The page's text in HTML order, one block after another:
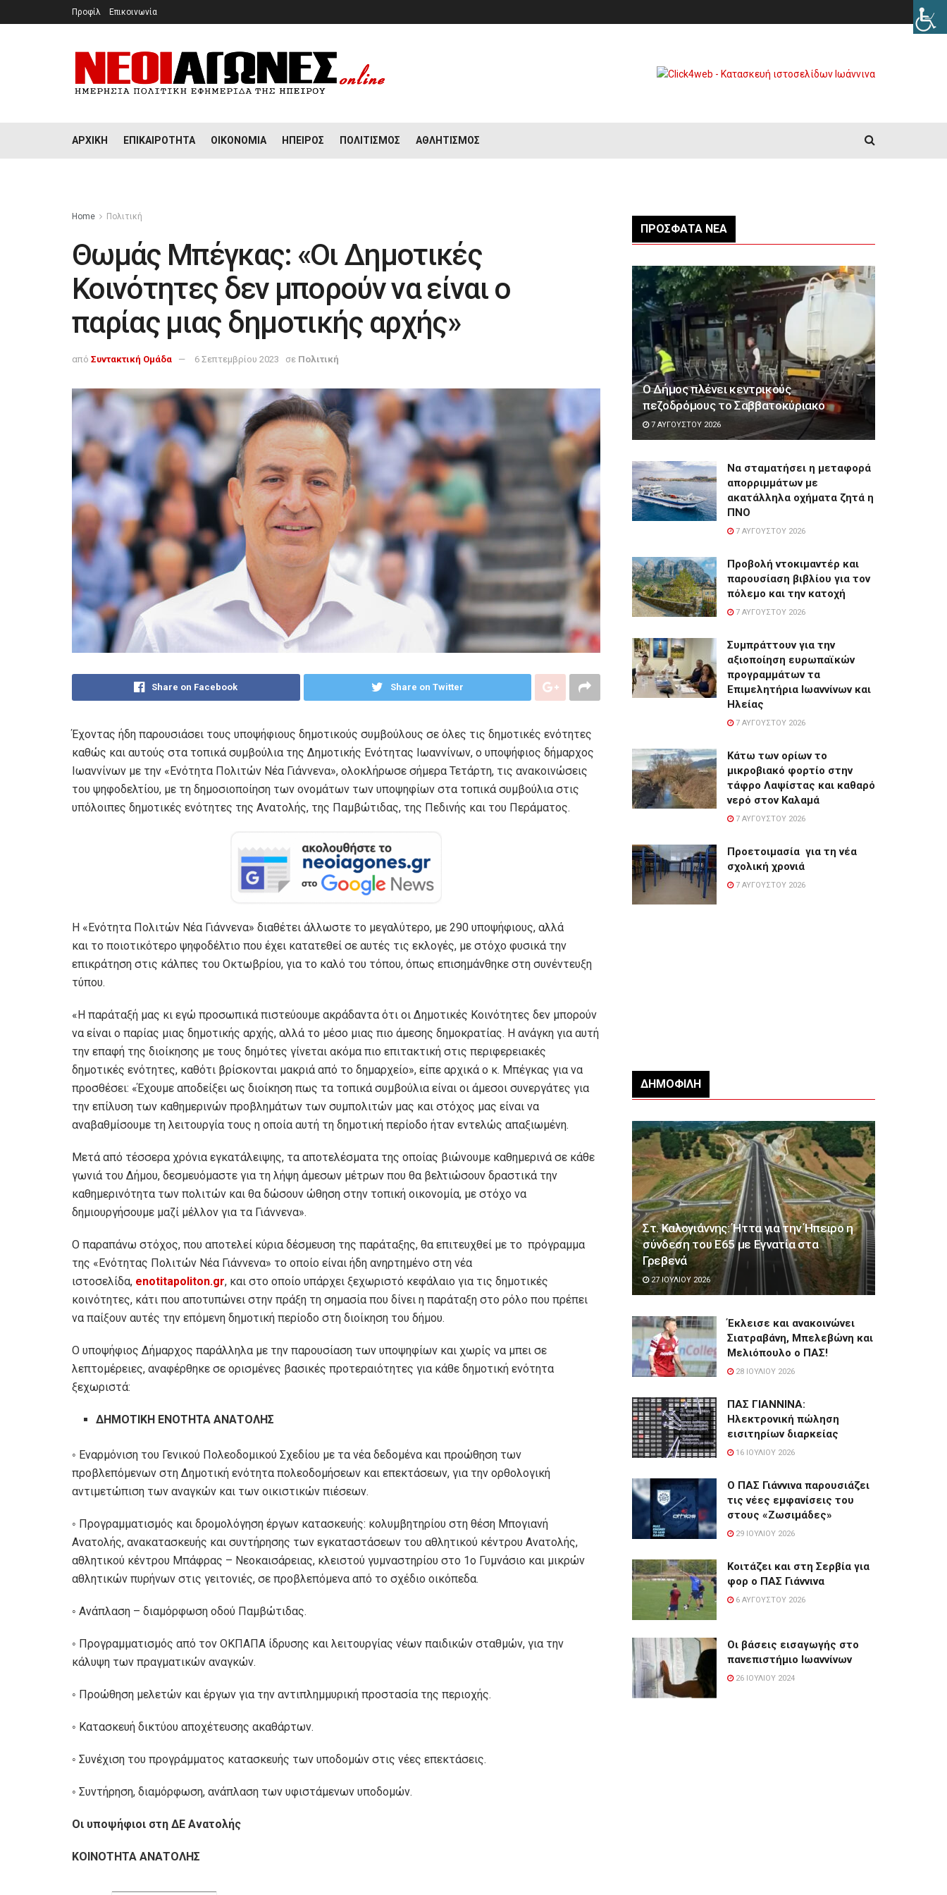
Προφίλ Επικοινωνία
ΑΡΧΙΚΉ ΕΠΙΚΑΙΡΌΤΗΤΑ ΟΙΚΟΝΟΜΊΑ ΉΠΕΙΡΟΣ ΠΟΛΙΤΙΣΜΌΣ ΑΘΛΗΤΙΣΜΌΣ
Home Πολιτική
Θωμάς Μπέγκας: «Οι Δημοτικές
Κοινότητες δεν μπορούν να είναι ο
παρίας μιας δημοτικής αρχής»
από Συντακτική Ομάδα 6 Σεπτεμβρίου 2023 σε Πολιτική
Share on Facebook Share on Twitter
Έχοντας ήδη παρουσιάσει τους υποψήφιους δημοτικούς συμβούλους σε όλες τις δημοτικές ενότητες
καθώς και αυτούς στα τοπικά συμβούλια της Δημοτικής Ενότητας Ιωαννίνων, ο υποψήφιος δήμαρχος
Ιωαννίνων με την «Ενότητα Πολιτών Νέα Γιάννενα», ολοκλήρωσε σήμερα Τετάρτη, τις ανακοινώσεις
του ψηφοδελτίου, με τη δημοσιοποίηση των ονομάτων των υποψηφίων στα τοπικά συμβούλια στις
υπόλοιπες δημοτικές ενότητες της Ανατολής, της Παμβώτιδας, της Πεδινής και του Περάματος.
Η «Ενότητα Πολιτών Νέα Γιάννενα» διαθέτει άλλωστε το μεγαλύτερο, με 290 υποψήφιους, αλλά
και το ποιοτικότερο ψηφοδέλτιο που έχει κατατεθεί σε αυτές τις εκλογές, με στόχο φυσικά την
επικράτηση στις κάλπες του Οκτωβρίου, για το καλό του τόπου, όπως επισημάνθηκε στη συνέντευξη
τύπου.
«Η παράταξή μας κι εγώ προσωπικά πιστεύουμε ακράδαντα ότι οι Δημοτικές Κοινότητες δεν μπορούν
να είναι ο παρίας μιας δημοτικής αρχής, αλλά το μέσο μιας πιο άμεσης δημοκρατίας. Η ανάγκη για αυτή
την επαφή της διοίκησης με τους δημότες γίνεται ακόμα πιο επιτακτική στις περιφερειακές
δημοτικές ενότητες, καθότι βρίσκονται μακριά από το δημαρχείο», είπε αρχικά ο κ. Μπέγκας για να
προσθέσει: «Έχουμε αποδείξει ως διοίκηση πως τα τοπικά συμβούλια είναι οι άμεσοι συνεργάτες για
την επίλυση των καθημερινών προβλημάτων των συμπολιτών μας και στόχος μας είναι να
αναβαθμίσουμε τη λειτουργία τους η οποία αυτή τη δημοτική περίοδο ήταν εντελώς απαξιωμένη.
Μετά από τέσσερα χρόνια εγκατάλειψης, τα αποτελέσματα της οποίας βιώνουμε καθημερινά σε κάθε
γωνιά του Δήμου, δεσμευόμαστε για τη λήψη άμεσων μέτρων που θα βελτιώσουν δραστικά την
καθημερινότητα των πολιτών και θα δώσουν ώθηση στην τοπική οικονομία, με στόχο να
δημιουργήσουμε μαζί μέλλον για τα Γιάννενα».
Ο παραπάνω στόχος, που αποτελεί κύρια δέσμευση της παράταξης, θα επιτευχθεί με το πρόγραμμα
της «Ενότητας Πολιτών Νέα Γιάννενα» το οποίο είναι ήδη ανηρτημένο στη νέα
ιστοσελίδα, enotitapoliton.gr, και στο οποίο υπάρχει ξεχωριστό κεφάλαιο για τις δημοτικές
κοινότητες, κάτι που αποτυπώνει στην πράξη τη σημασία που δίνει η παράταξη στο ρόλο που πρέπει
να παίξουν αυτές την επόμενη δημοτική περίοδο στη διοίκηση του δήμου.
Ο υποψήφιος Δήμαρχος παράλληλα με την παρουσίαση των υποψηφίων και χωρίς να μπει σε
λεπτομέρειες, αναφέρθηκε σε ορισμένες βασικές προτεραιότητες για κάθε δημοτική ενότητα
ξεχωριστά:
ΔΗΜΟΤΙΚΗ ΕΝΟΤΗΤΑ ΑΝΑΤΟΛΗΣ
◦ Εναρμόνιση του Γενικού Πολεοδομικού Σχεδίου με τα νέα δεδομένα και προώθηση των
προβλεπόμενων στη Δημοτική ενότητα πολεοδομήσεων και επεκτάσεων, για την ορθολογική
αντιμετώπιση των αναγκών και των οικιστικών πιέσεων.
◦ Προγραμματισμός και δρομολόγηση έργων κατασκευής: κολυμβητηρίου στη θέση Μπογιανή
Ανατολής, ανακατασκευής και συντήρησης των εγκαταστάσεων του αθλητικού κέντρου Ανατολής,
αθλητικού κέντρου Μπάφρας – Νεοκαισάρειας, κλειστού γυμναστηρίου στο 1ο Γυμνάσιο και μικρών
αθλητικών πυρήνων στις γειτονιές, σε προβλεπόμενα από το σχέδιο οικόπεδα.
◦ Ανάπλαση – διαμόρφωση οδού Παμβώτιδας.
◦ Προγραμματισμός από τον ΟΚΠΑΠΑ ίδρυσης και λειτουργίας νέων παιδικών σταθμών, για την
κάλυψη των πραγματικών αναγκών.
◦ Προώθηση μελετών και έργων για την αντιπλημμυρική προστασία της περιοχής.
◦ Κατασκευή δικτύου αποχέτευσης ακαθάρτων.
◦ Συνέχιση του προγράμματος κατασκευής των υποδομών στις νέες επεκτάσεις.
◦ Συντήρηση, διαμόρφωση, ανάπλαση των υφιστάμενων υποδομών.
Οι υποψήφιοι στη ΔΕ Ανατολής
ΚΟΙΝΟΤΗΤΑ ΑΝΑΤΟΛΗΣ
ΠΡΌΣΦΑΤΑ ΝΈΑ
Ο Δήμος πλένει κεντρικούς
πεζοδρόμους το Σαββατοκύριακο
7 ΑΥΓΟΎΣΤΟΥ 2026
Να σταματήσει η μεταφορά
απορριμμάτων με
ακατάλληλα οχήματα ζητά η
ΠΝΟ
7 ΑΥΓΟΎΣΤΟΥ 2026
Προβολή ντοκιμαντέρ και
παρουσίαση βιβλίου για τον
πόλεμο και την κατοχή
7 ΑΥΓΟΎΣΤΟΥ 2026
Συμπράττουν για την
αξιοποίηση ευρωπαϊκών
προγραμμάτων τα
Επιμελητήρια Ιωαννίνων και
Ηλείας
7 ΑΥΓΟΎΣΤΟΥ 2026
Κάτω των ορίων το
μικροβιακό φορτίο στην
τάφρο Λαψίστας και καθαρό
νερό στον Καλαμά
7 ΑΥΓΟΎΣΤΟΥ 2026
Προετοιμασία για τη νέα
σχολική χρονιά
7 ΑΥΓΟΎΣΤΟΥ 2026
ΔΗΜΟΦΙΛΉ
Στ. Καλογιάννης: Ήττα για την Ήπειρο η
σύνδεση του Ε65 με Εγνατία στα
Γρεβενά
27 ΙΟΥΛΊΟΥ 2026
Έκλεισε και ανακοινώνει
Σιατραβάνη, Μπελεβώνη και
Μελιόπουλο ο ΠΑΣ!
28 ΙΟΥΛΊΟΥ 2026
ΠΑΣ ΓΙΑΝΝΙΝΑ:
Hλεκτρονική πώληση
εισιτηρίων διαρκείας
16 ΙΟΥΛΊΟΥ 2026
Ο ΠΑΣ Γιάννινα παρουσιάζει
τις νέες εμφανίσεις του
στους «Ζωσιμάδες»
29 ΙΟΥΛΊΟΥ 2026
Κοιτάζει και στη Σερβία για
φορ ο ΠΑΣ Γιάννινα
6 ΑΥΓΟΎΣΤΟΥ 2026
Οι βάσεις εισαγωγής στο
πανεπιστήμιο Ιωαννίνων
26 ΙΟΥΛΊΟΥ 2024